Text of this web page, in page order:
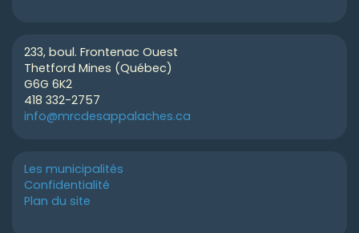
233, boul. Frontenac Ouest
Thetford Mines (Québec)
G6G 6K2
418 332-2757
info@mrcdesappalaches.ca
Les municipalités
Confidentialité
Plan du site